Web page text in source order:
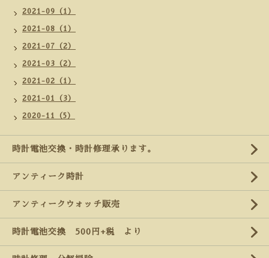
2021-09（1）
2021-08（1）
2021-07（2）
2021-03（2）
2021-02（1）
2021-01（3）
2020-11（5）
時計電池交換・時計修理承ります。
アンティーク時計
アンティークウォッチ販売
時計電池交換 500円+税 より